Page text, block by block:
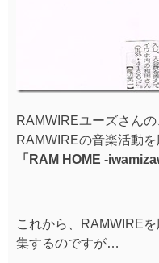
RAMWIREユーズさん
RAMWIREの音楽活動
「RAM HOME -
これから、RAMWIRE
集するのですが…